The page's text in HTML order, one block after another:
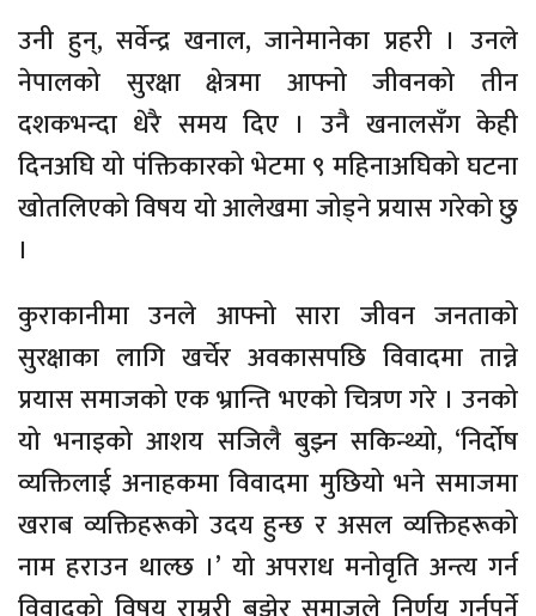
उनी हुन्, सर्वेन्द्र खनाल, जानेमानेका प्रहरी । उनले
नेपालको सुरक्षा क्षेत्रमा आफ्नो जीवनको तीन
दशकभन्दा धेरै समय दिए । उनै खनालसँग केही
दिनअघि यो पंक्तिकारको भेटमा ९ महिनाअघिको घटना
खोतलिएको विषय यो आलेखमा जोड्ने प्रयास गरेको छु
।
कुराकानीमा उनले आफ्नो सारा जीवन जनताको
सुरक्षाका लागि खर्चेर अवकासपछि विवादमा तान्ने
प्रयास समाजको एक भ्रान्ति भएको चित्रण गरे । उनको
यो भनाइको आशय सजिलै बुझ्न सकिन्थ्यो, ‘निर्दोष
व्यक्तिलाई अनाहकमा विवादमा मुछियो भने समाजमा
खराब व्यक्तिहरूको उदय हुन्छ र असल व्यक्तिहरूको
नाम हराउन थाल्छ ।’ यो अपराध मनोवृति अन्त्य गर्न